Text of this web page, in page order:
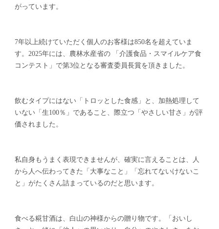
がっています。
7年以上続けていただく個人のお客様は850名を超えていま
す。2025年には、農林水産省の 「介護食品・スマイルケア食
コンテスト」で第3位となる審査委員長賞を頂きました。
飲むタイプにはない「トロッとした食感」と、加熱処理して
いない「生100％」であること、際立つ「やさしい甘さ」が評
価されました。
私自身もうまく表現できませんが、確実に言えることは、人
から人へ伝わってきた「大事なこと」「忘れてないけないこ
と」がたくさん詰まっているのだと思います。
食べる糀甘酒は、白山の神様からの贈り物です。「おいし